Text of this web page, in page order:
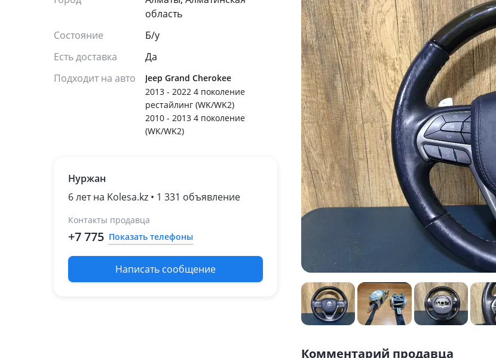
область
Состояние
Б/y
Есть доставка
Да
Подходит на авто
Jeep Grand Cherokee
2013 - 2022 4 поколение
рестайлинг (WK/WK2)
2010 - 2013 4 поколение
(WK/WK2)
Нуржан
6 лет на Kolesa.kz • 1 331 объявление
Контакты продавца
+7 775 Показать телефоны
Написать сообщение
Комментарий продавца